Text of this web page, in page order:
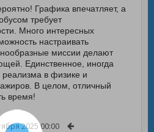
Графика впечатляет, а
требует
Много интересных
настраивать
миссии делают
Единственное, иногда
в физике и
В целом, отличный
время!
2025 00:00